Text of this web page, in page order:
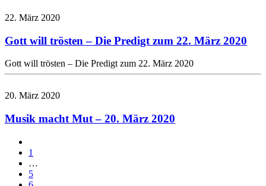
22. März 2020
Gott will trösten – Die Predigt zum 22. März 2020
Gott will trösten – Die Predigt zum 22. März 2020
20. März 2020
Musik macht Mut – 20. März 2020
1
…
5